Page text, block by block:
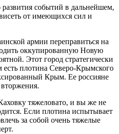
событий в дальнейшем,
от имеющихся сил и
армии переправиться на
оккупированную Новую
Этот город стратегически
плотина Северо-Крымского
Крым. Ее россияне
тяжеловато, и вы же не
Если плотина испытывает
за собой очень тяжелые